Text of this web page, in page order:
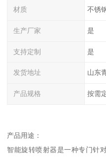
材质 不锈
生产厂家 是
支持定制 是
发货地址 山东
产品规格 按需
产品用途：
智能旋转喷射器是一种专门针